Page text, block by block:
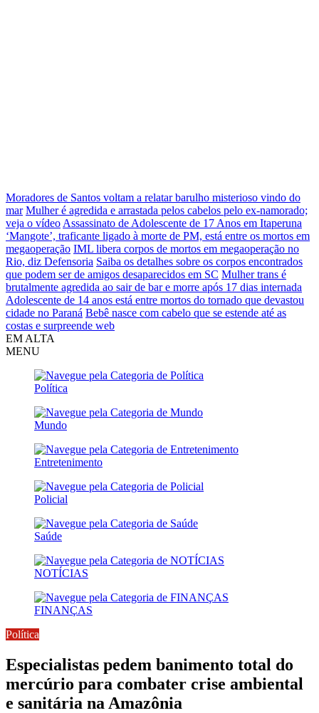
Moradores de Santos voltam a relatar barulho misterioso vindo do
mar Mulher é agredida e arrastada pelos cabelos pelo ex-namorado;
veja o vídeo Assassinato de Adolescente de 17 Anos em Itaperuna
‘Mangote’, traficante ligado à morte de PM, está entre os mortos em
megaoperação IML libera corpos de mortos em megaoperação no
Rio, diz Defensoria Saiba os detalhes sobre os corpos encontrados
que podem ser de amigos desaparecidos em SC Mulher trans é
brutalmente agredida ao sair de bar e morre após 17 dias internada
Adolescente de 14 anos está entre mortos do tornado que devastou
cidade no Paraná Bebê nasce com cabelo que se estende até as
costas e surpreende web
EM ALTA
MENU
Política
Mundo
Entretenimento
Policial
Saúde
NOTÍCIAS
FINANÇAS
Política
Especialistas pedem banimento total do
mercúrio para combater crise ambiental
e sanitária na Amazônia